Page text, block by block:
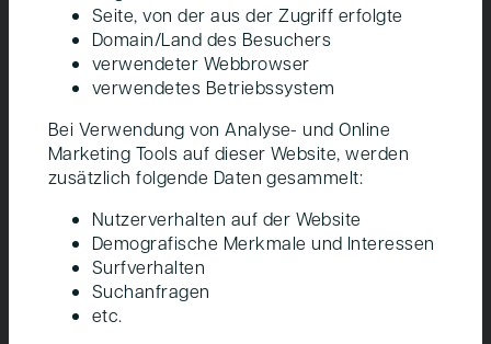
Lebensgefühl
Innovative Arbeitsräume stehen allen
Bewohner:innen offen und lassen Arbeit
und Freizeit so verschmelzen, dass
Erwerbs­tätigkeit Teil eines positiven
Lebensgefühls wird.
Seite, von der aus der Zugriff erfolgte
Domain/Land des Besuchers
verwendeter Webbrowser
verwendetes Betriebssystem
Bei Verwendung von Analyse- und Online
Marketing Tools auf dieser Website, werden
zusätzlich folgende Daten gesammelt:
Nutzerverhalten auf der Website
Demografische Merkmale und Interessen
Surfverhalten
Suchanfragen
etc.